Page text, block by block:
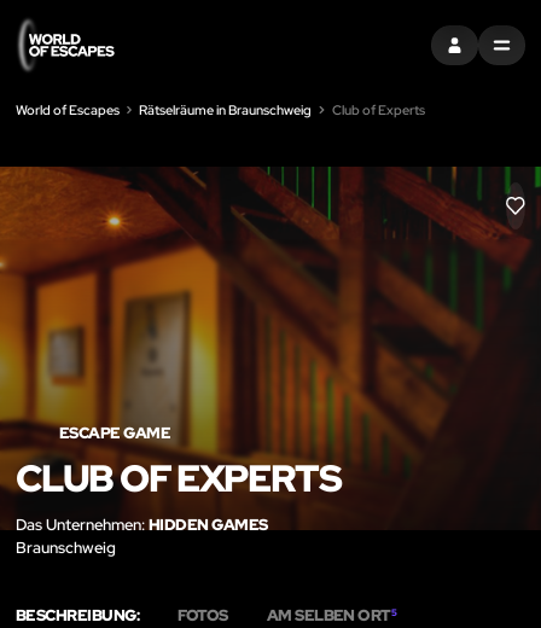
EINTRAGEN
MENU
World of Escapes Rätselräume in Braunschweig Club of Experts
LIKE
ESCAPE GAME
CLUB OF EXPERTS
Das Unternehmen:HIDDEN GAMES
Braunschweig
BESCHREIBUNG: FOTOS AM SELBEN ORT5